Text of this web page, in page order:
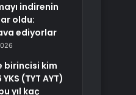
indirenin
oldu:
ediyorlar
birincisi kim
(TYT AYT)
yıl kaç